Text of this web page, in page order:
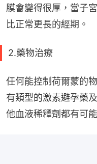
膜會變得很厚，當子
比正常更長的經期。
2.藥物治療
任何能控制荷爾蒙的
有類型的激素避孕藥
他血液稀釋劑都有可